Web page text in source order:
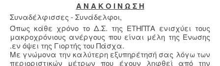
Α Ν Α Κ Ο Ι Ν Ω Σ Η
Συναδέλφισσες - Συνάδελφοι,
Όπως κάθε χρόνο το Δ.Σ. της ΕΤΗΠΤΑ ενισχύει τους
μακροχρόνιους ανέργους που είναι μέλη της Ένωσης
.εν όψει της Γιορτής του Πάσχα.
Με γνώμονα την καλύτερη εξυπηρέτησή σας λόγω των
περιοριστικών μέτρων που έχουν ληφθεί από την